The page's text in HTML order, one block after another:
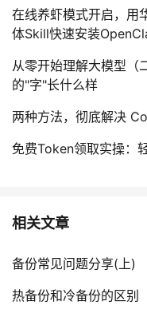
在线养虾模式开启，用
体Skill快速安装
从零开始理解大模型
的"字"长什么样
两种方法，彻底解决
免费Token领取实操：
相关文章
备份常见问题分享(上)
热备份和冷备份的区别